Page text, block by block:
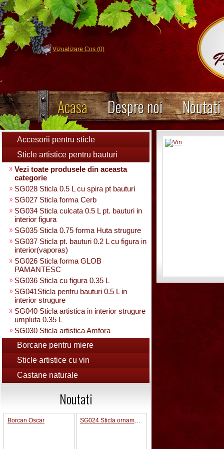
Vizualizare Cos (0)
Acasa Despre noi Noutati
Accesorii pentru sticle
Sticle artistice pentru bauturi
Vezi toate produsele din aceasta
categorie
SG028 Sticla 0.5 L cu spira pt bauturi
SG027 Sticla forma Cerb
SG034 Sticla culcata 0.5 L pt. bauturi in
interior figura
SG035 Sticla 0.75 forma Huta strugure
SG037 Sticla pt. bauturi 0.2 L cu figura in
interior(vaporas)
SG026 Sticla forma GLOB
PAMANTESC
SG036 Sticla cu figura 0.35 L
SG041Sticla pentru bauturi 0.5 L in
interior strugure
SG040 Sticla artistica in interior strugure
umpluta 0.35 L
SG030 Sticla artistica Amfora
SG039 Sticla artistica in interior para
0.35L
SG025 Sticla carte vizita 0.35 L
SG032 Sticla pentru bauturi0.35 L
rasucita
SG038 Sticla pentru bauturi cu 2 pahare
SG031 Sticla forma para 0.5 L cu talpa
SG033 Sticla strugure cu talpa 0.5 L
Borcane pentru miere
Sticle artistice cu vin
Castane naturale
Noutati
Borcan Oscar SG024 Sticla ornamentala interior fotbalist cu poarta fotbal